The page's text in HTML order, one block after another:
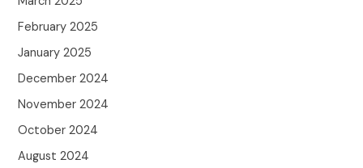
February 2025
January 2025
December 2024
November 2024
October 2024
August 2024